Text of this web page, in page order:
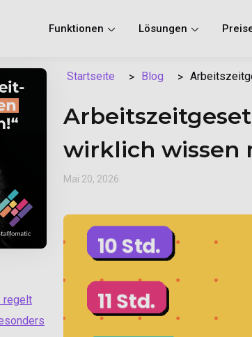
Funktionen Lösungen
regelt
Startseite Blog
wirklich wissen
Mai 20, 2026